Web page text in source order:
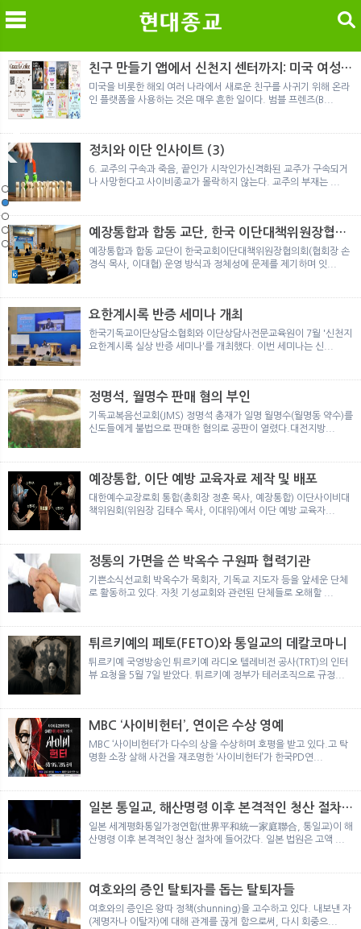
메 검
검색
노르웨이 재판이 남긴 흔적
정통의 가면을 쓴 박옥수 구원파 협력기관
일본 통일교, 해산명령 이후 본격적인 청산 절차 돌입
여호와의 증인 2세와 학교생활
「현대종교」, 주님의교회 민사소송에 승소
노르웨이 재판이 남긴 흔적
정통의 가면을 쓴 박옥수 구원파 협력기관
친구 만들기 앱에서 신천지 센터까지: 미국 여성이
경험한 9개월 포섭의 전 과정
미국을 비롯한 해외 여러 나라에서 새로운 친구를 사귀기 위해 온라
인 플랫폼을 사용하는 것은 매우 흔한 일이다. 범블 프렌즈(B...
정치와 이단 인사이트 (3)
6. 교주의 구속과 죽음, 끝인가 시작인가신격화된 교주가 구속되거
나 사망한다고 사이비종교가 몰락하지 않는다. 교주의 부재는 ...
예장통합과 합동 교단, 한국 이단대책위원장협의
회 탈퇴
예장통합과 합동 교단이 한국교회이단대책위원장협의회(협회장 손
경식 목사, 이대협) 운영 방식과 정체성에 문제를 제기하며 잇...
요한계시록 반증 세미나 개최
한국기독교이단상담소협회와 이단상담사전문교육원이 7월 '신천지
요한계시록 실상 반증 세미나'를 개최했다. 이번 세미나는 신...
정명석, 월명수 판매 혐의 부인
기독교복음선교회(JMS) 정명석 총재가 일명 월명수(월명동 약수)를
신도들에게 불법으로 판매한 혐의로 공판이 열렸다.대전지방...
예장통합, 이단 예방 교육자료 제작 및 배포
대한예수교장로회 통합(총회장 정훈 목사, 예장통합) 이단사이비대
책위원회(위원장 김태수 목사, 이대위)에서 이단 예방 교육자...
정통의 가면을 쓴 박옥수 구원파 협력기관
기쁜소식선교회 박옥수가 목회자, 기독교 지도자 등을 앞세운 단체
로 활동하고 있다. 자칫 기성교회와 관련된 단체들로 오해할 ...
튀르키예의 페토(FETO)와 통일교의 데칼코마니
튀르키예 국영방송인 튀르키예 라디오 텔레비전 공사(TRT)의 인터
뷰 요청을 5월 7일 받았다. 튀르키예 정부가 테러조직으로 규정...
MBC ‘사이비헌터’, 연이은 수상 영예
MBC ‘사이비헌터’가 다수의 상을 수상하며 호평을 받고 있다.고 탁
명환 소장 살해 사건을 재조명한 ‘사이비헌터’가 한국PD연...
일본 통일교, 해산명령 이후 본격적인 청산 절차
돌입
일본 세계평화통일가정연합(世界平和統一家庭聯合, 통일교)이 해
산명령 이후 본격적인 청산 절차에 들어갔다. 일본 법원은 고액 ...
여호와의 증인 탈퇴자를 돕는 탈퇴자들
여호와의 증인은 왕따 정책(shunning)을 고수하고 있다. 내보낸 자
(제명자나 이탈자)에 대해 관계를 끊게 함으로써, 다시 회중으...